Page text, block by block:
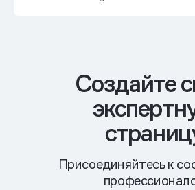
Cоздайте
Присоединяйтесь к